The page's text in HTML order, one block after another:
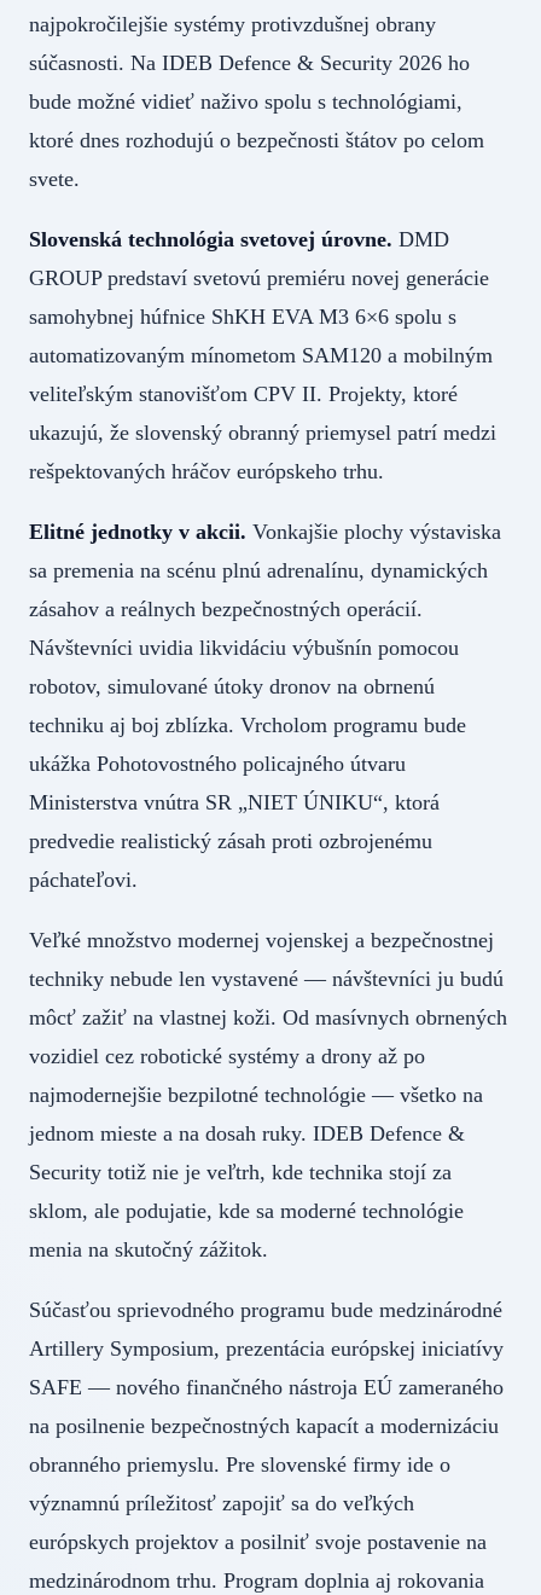
najpokročilejšie systémy protivzdušnej obrany
súčasnosti. Na IDEB Defence & Security 2026 ho
bude možné vidieť naživo spolu s technológiami,
ktoré dnes rozhodujú o bezpečnosti štátov po celom
svete.
Slovenská technológia svetovej úrovne. DMD
GROUP predstaví svetovú premiéru novej generácie
samohybnej húfnice ShKH EVA M3 6×6 spolu s
automatizovaným mínometom SAM120 a mobilným
veliteľským stanovišťom CPV II. Projekty, ktoré
ukazujú, že slovenský obranný priemysel patrí medzi
rešpektovaných hráčov európskeho trhu.
Elitné jednotky v akcii. Vonkajšie plochy výstaviska
sa premenia na scénu plnú adrenalínu, dynamických
zásahov a reálnych bezpečnostných operácií.
Návštevníci uvidia likvidáciu výbušnín pomocou
robotov, simulované útoky dronov na obrnenú
techniku aj boj zblízka. Vrcholom programu bude
ukážka Pohotovostného policajného útvaru
Ministerstva vnútra SR „NIET ÚNIKU“, ktorá
predvedie realistický zásah proti ozbrojenému
páchateľovi.
Veľké množstvo modernej vojenskej a bezpečnostnej
techniky nebude len vystavené — návštevníci ju budú
môcť zažiť na vlastnej koži. Od masívnych obrnených
vozidiel cez robotické systémy a drony až po
najmodernejšie bezpilotné technológie — všetko na
jednom mieste a na dosah ruky. IDEB Defence &
Security totiž nie je veľtrh, kde technika stojí za
sklom, ale podujatie, kde sa moderné technológie
menia na skutočný zážitok.
Súčasťou sprievodného programu bude medzinárodné
Artillery Symposium, prezentácia európskej iniciatívy
SAFE — nového finančného nástroja EÚ zameraného
na posilnenie bezpečnostných kapacít a modernizáciu
obranného priemyslu. Pre slovenské firmy ide o
významnú príležitosť zapojiť sa do veľkých
európskych projektov a posilniť svoje postavenie na
medzinárodnom trhu. Program doplnia aj rokovania